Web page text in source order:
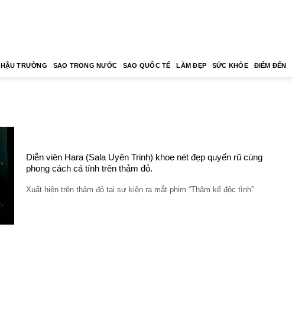
HẬU TRƯỜNG SAO TRONG NƯỚC SAO QUỐC TẾ LÀM ĐẸP SỨC KHỎE ĐIỂM ĐẾN
Diễn viên Hara (Sala Uyên Trinh) khoe nét đẹp quyến rũ cùng
phong cách cá tính trên thảm đỏ.
Xuất hiện trên thảm đỏ tại sự kiện ra mắt phim “Thâm kế độc tình”